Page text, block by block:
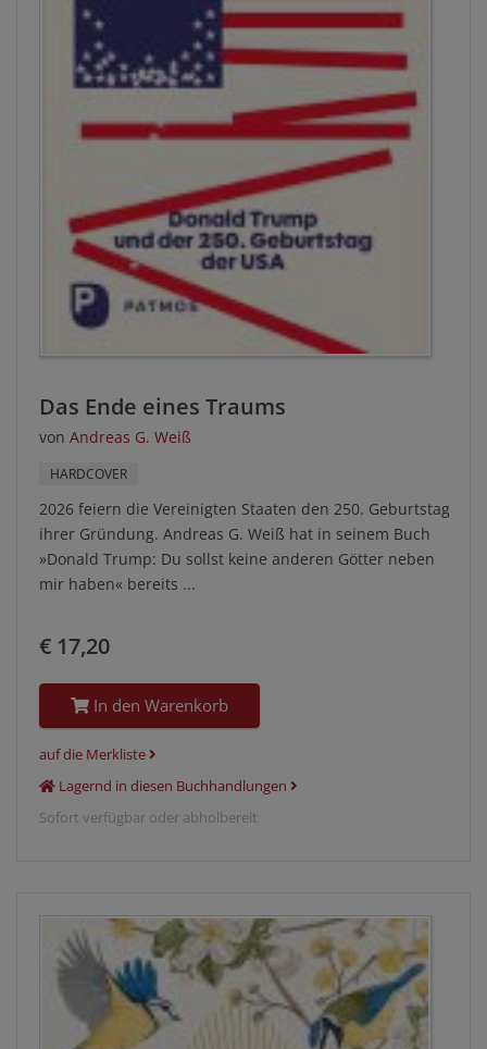
Das Ende eines Traums
von Andreas G. Weiß
HARDCOVER
2026 feiern die Vereinigten Staaten den 250. Geburtstag
ihrer Gründung. Andreas G. Weiß hat in seinem Buch
»Donald Trump: Du sollst keine anderen Götter neben
mir haben« bereits ...
€ 17,20
In den Warenkorb
auf die Merkliste
Lagernd in diesen Buchhandlungen
Sofort verfügbar oder abholbereit